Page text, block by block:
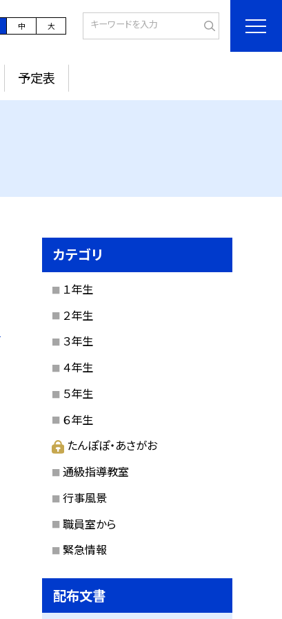
中 大
予定表
カテゴリ
１年生
２年生
３年生
４年生
５年生
６年生
たんぽぽ・あさがお
通級指導教室
行事風景
職員室から
緊急情報
配布文書